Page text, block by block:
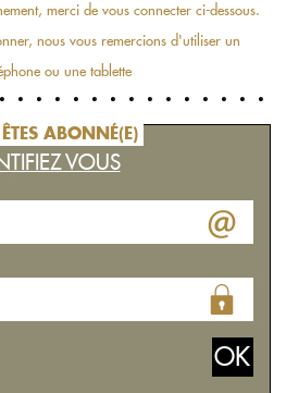
merci de vous connecter ci-dessous.
nous vous remercions d'utiliser un
ou une tablette
ABONNÉ(E)
VOUS